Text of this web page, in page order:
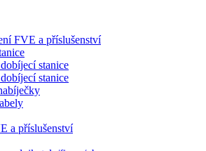
FVE a příslušenství
stanice
stanice
a příslušenství